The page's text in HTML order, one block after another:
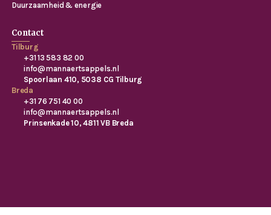
Duurzaamheid & energie
Contact
Tilburg
+31 13 583 82 00
info@mannaertsappels.nl
Spoorlaan 410, 5038 CG Tilburg
Breda
+31 76 751 40 00
info@mannaertsappels.nl
Prinsenkade 10, 4811 VB Breda